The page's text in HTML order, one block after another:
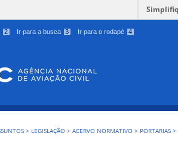
2 Ir para a busca 3 Ir para o rodapé 4
> LEGISLAÇÃO >ACERVO NORMATIVO > PORTARIAS >